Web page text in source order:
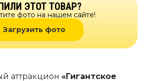
ЭТОТ ТОВАР?
фото на нашем сайте!
Загрузить фото
аттракцион «Гигантское